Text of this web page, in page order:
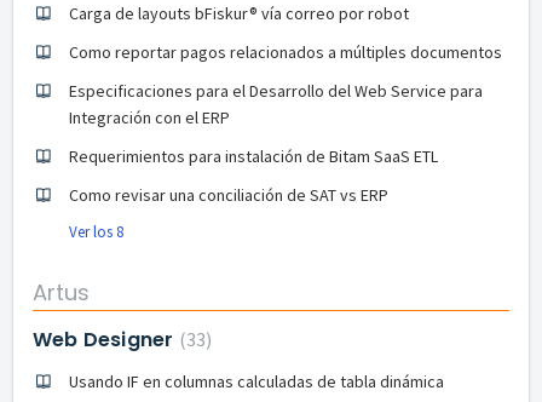
Carga de layouts bFiskur®︎ vía correo por robot
Como reportar pagos relacionados a múltiples documentos
Especificaciones para el Desarrollo del Web Service para
Integración con el ERP
Requerimientos para instalación de Bitam SaaS ETL
Como revisar una conciliación de SAT vs ERP
Ver los 8
Artus
Web Designer 33
Usando IF en columnas calculadas de tabla dinámica